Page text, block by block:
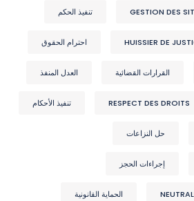
GESTION DES تنفيذ الحكم
HUISSIER DE احترام الحقوق
القرارات القضائية العدل المنفذ
RESPECT DES DROITS تنفيذ الأحكام
حل النزاعات
إجراءات الحجز
الحماية القانونية